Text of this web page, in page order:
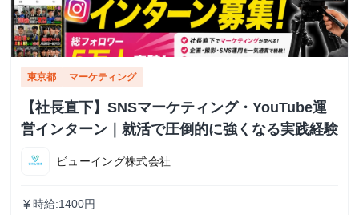
東京都 マーケティング
【社長直下】SNSマーケティング・YouTube運
営インターン｜就活で圧倒的に強くなる実践経験
ビューイング株式会社
currency_yen 時給:1400円